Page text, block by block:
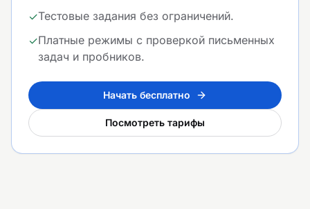
✓Тестовые задания без ограничений.
✓Платные режимы с проверкой письменных
задач и пробников.
Начать бесплатно
Посмотреть тарифы